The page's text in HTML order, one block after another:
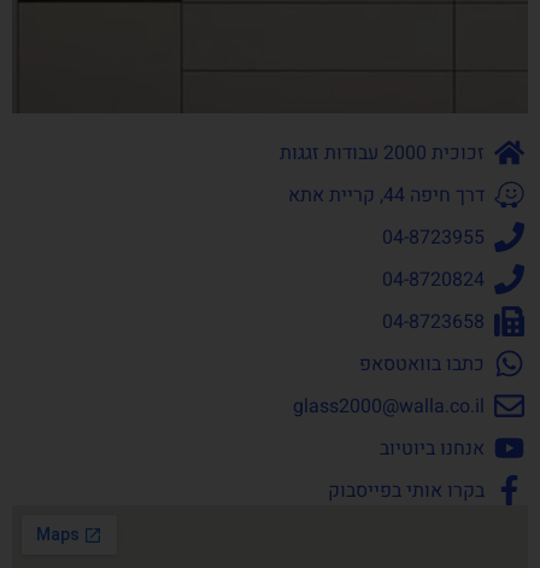
זכוכית 2000 עבודות זגגות
דרך חיפה 44, קריית אתא
04-8723955
04-8720824
04-8723658
כתבו בוואטסאפ
glass2000@walla.co.il
אנחנו ביוטיוב
בקרו אותי בפייסבוק